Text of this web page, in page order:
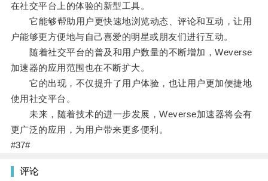
在社交平台上的体验的新型工具。
它能够帮助用户更快速地浏览动态、评论和互动，让用
户能够更方便地与自己喜爱的明星或朋友们进行互动。
随着社交平台的普及和用户数量的不断增加，Weverse
加速器的应用范围也在不断扩大。
它的出现，不仅提升了用户体验，也让用户更加便捷地
使用社交平台。
未来，随着技术的进一步发展，Weverse加速器将会有
更广泛的应用，为用户带来更多便利。
#37#
评论